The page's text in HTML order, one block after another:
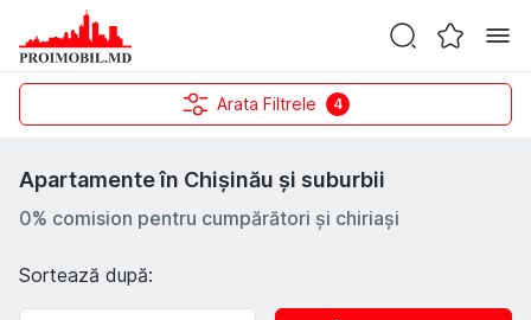
Arata Filtrele 4
Apartamente în Chișinău și suburbii
0% comision pentru cumpărători și chiriași
Sortează după: